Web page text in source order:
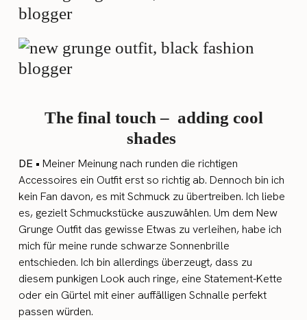
The final touch – adding cool
shades
DE • Meiner Meinung nach runden die richtigen
Accessoires ein Outfit erst so richtig ab. Dennoch bin ich
kein Fan davon, es mit Schmuck zu übertreiben. Ich liebe
es, gezielt Schmuckstücke auszuwählen. Um dem New
Grunge Outfit das gewisse Etwas zu verleihen, habe ich
mich für meine runde schwarze Sonnenbrille
entschieden. Ich bin allerdings überzeugt, dass zu
diesem punkigen Look auch ringe, eine Statement-Kette
oder ein Gürtel mit einer auffälligen Schnalle perfekt
passen würden.